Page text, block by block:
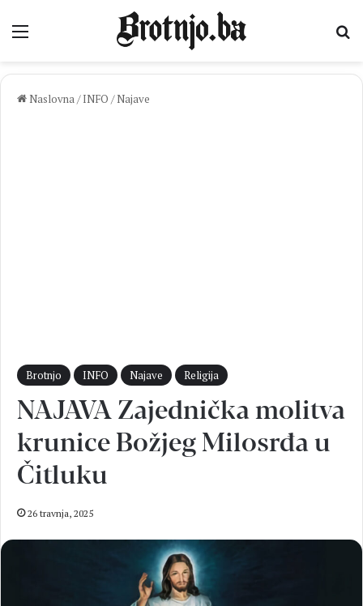
Izbornik
Naslovna/ INFO / Najave
Brotnjo INFO Najave Religija
NAJAVA Zajednička molitva
krunice Božjeg Milosrđa u
Čitluku
26 travnja, 2025